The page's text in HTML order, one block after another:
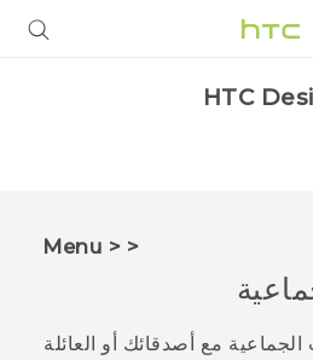
HTC
< < Menu
مع أصدقائك أو العائلة